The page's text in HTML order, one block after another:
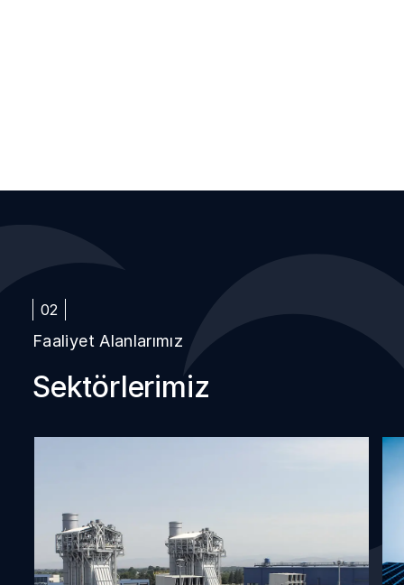
02
Faaliyet Alanlarımız
Sektörlerimiz